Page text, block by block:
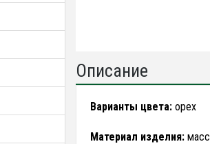
Описание
Варианты цвета: орех
Материал изделия: